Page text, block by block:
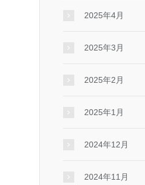
2025年4月
2025年3月
2025年2月
2025年1月
2024年12月
2024年11月